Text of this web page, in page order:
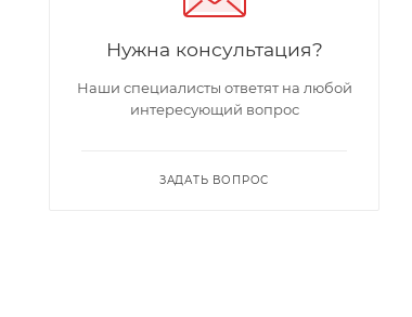
Нужна консультация?
Наши специалисты ответят на любой
интересующий вопрос
ЗАДАТЬ ВОПРОС